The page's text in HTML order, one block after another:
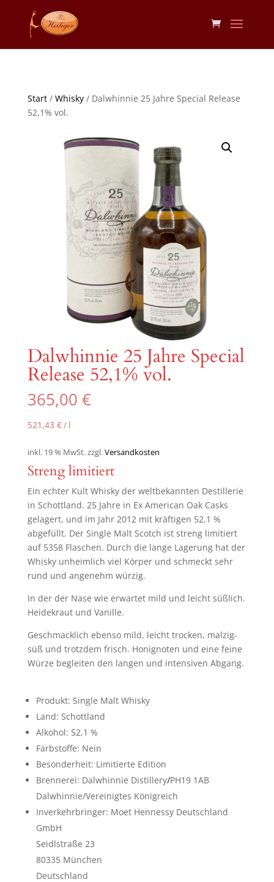
Start/ Whisky/ Dalwhinnie 25 Jahre Special Release
52,1% vol.
Dalwhinnie 25 Jahre Special
Release 52,1% vol.
365,00 €
521,43 €/ l
inkl. 19 % MwSt.zzgl.Versandkosten
Streng limitiert
Ein echter Kult Whisky der weltbekannten Destillerie
in Schottland. 25 Jahre in Ex American Oak Casks
gelagert, und im Jahr 2012 mit kräftigen 52,1 %
abgefüllt. Der Single Malt Scotch ist streng limitiert
auf 5358 Flaschen. Durch die lange Lagerung hat der
Whisky unheimlich viel Körper und schmeckt sehr
rund und angenehm würzig.
In der der Nase wie erwartet mild und leicht süßlich.
Heidekraut und Vanille.
Geschmacklich ebenso mild, leicht trocken, malzig-
süß und trotzdem frisch. Honignoten und eine feine
Würze begleiten den langen und intensiven Abgang.
Produkt: Single Malt Whisky
Land: Schottland
Alkohol: 52,1 %
Farbstoffe: Nein
Besonderheit: Limitierte Edition
Brennerei: Dalwhinnie Distillery/PH19 1AB
Dalwhinnie/Vereinigtes Königreich
Inverkehrbringer: Moet Hennessy Deutschland
GmbH
Seidlstraße 23
80335 München
Deutschland